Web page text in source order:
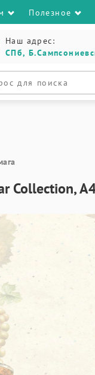
Полезное
Наш адрес:
СПб,
Collection,